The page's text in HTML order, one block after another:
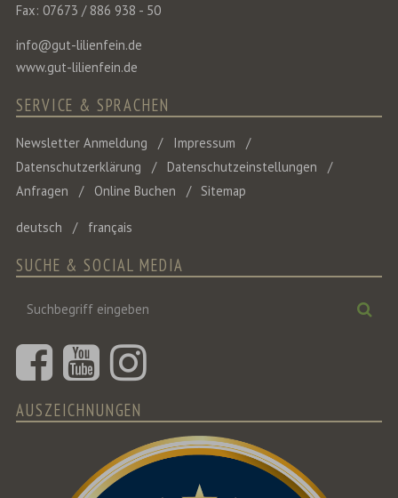
Fax: 07673 / 886 938 - 50
info@gut-lilienfein.de
www.gut-lilienfein.de
SERVICE & SPRACHEN
Newsletter Anmeldung
Impressum
Datenschutzerklärung
Datenschutzeinstellungen
Anfragen
Online Buchen Sitemap
deutsch français
SUCHE & SOCIAL MEDIA
Suchbegriff
AUSZEICHNUNGEN